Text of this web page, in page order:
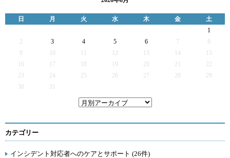
日 月 火 水 木 金
土
1
2
3 4 5 6 7
9
12 13 14
15
16
17 19 20 21
22
23
24 25 26 27 28
29
30
31
カテゴリー
インシデント対応者へのケアとサポート (26件)